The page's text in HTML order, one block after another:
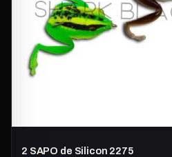
2 SAPO de Silicon 2275